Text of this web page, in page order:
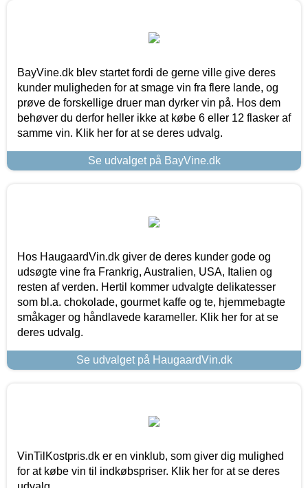
BayVine.dk blev startet fordi de gerne ville give deres
kunder muligheden for at smage vin fra flere lande, og
prøve de forskellige druer man dyrker vin på. Hos dem
behøver du derfor heller ikke at købe 6 eller 12 flasker af
samme vin. Klik her for at se deres udvalg.
Se udvalget på BayVine.dk
Hos HaugaardVin.dk giver de deres kunder gode og
udsøgte vine fra Frankrig, Australien, USA, Italien og
resten af verden. Hertil kommer udvalgte delikatesser
som bl.a. chokolade, gourmet kaffe og te, hjemmebagte
småkager og håndlavede karameller. Klik her for at se
deres udvalg.
Se udvalget på HaugaardVin.dk
VinTilKostpris.dk er en vinklub, som giver dig mulighed
for at købe vin til indkøbspriser. Klik her for at se deres